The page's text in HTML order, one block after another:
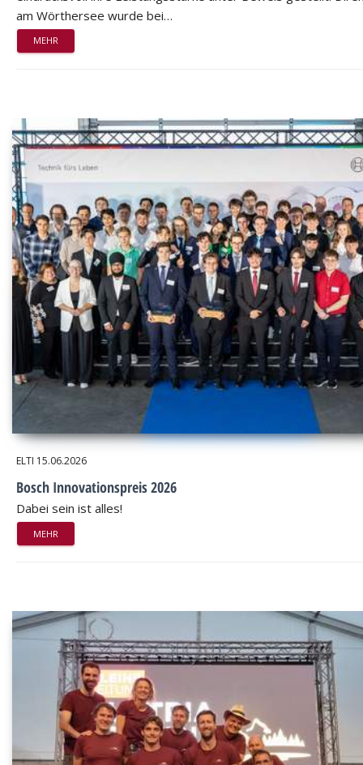
am Wörthersee wurde bei…
MEHR
ELTI 15.06.2026
Bosch Innovationspreis 2026
Dabei sein ist alles!
MEHR